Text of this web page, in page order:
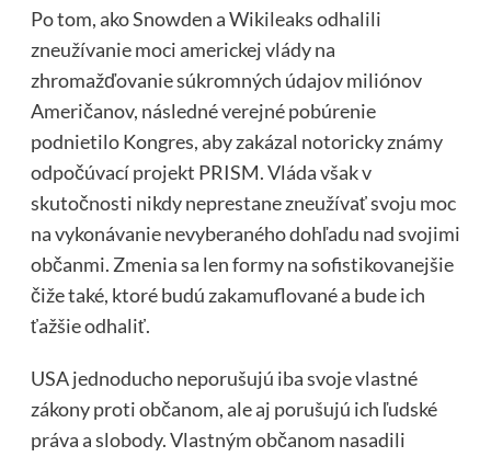
Po tom, ako Snowden a Wikileaks odhalili
zneužívanie moci americkej vlády na
zhromažďovanie súkromných údajov miliónov
Američanov, následné verejné pobúrenie
podnietilo Kongres, aby zakázal notoricky známy
odpočúvací projekt PRISM. Vláda však v
skutočnosti nikdy neprestane zneužívať svoju moc
na vykonávanie nevyberaného dohľadu nad svojimi
občanmi. Zmenia sa len formy na sofistikovanejšie
čiže také, ktoré budú zakamuflované a bude ich
ťažšie odhaliť.
USA jednoducho neporušujú iba svoje vlastné
zákony proti občanom, ale aj porušujú ich ľudské
práva a slobody. Vlastným občanom nasadili